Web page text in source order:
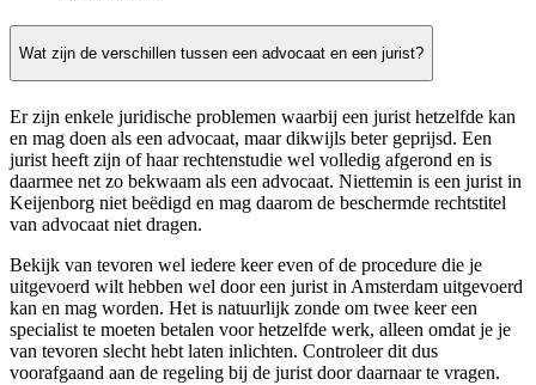
Wat zijn de verschillen tussen een advocaat en een jurist?
Er zijn enkele juridische problemen waarbij een jurist hetzelfde kan
en mag doen als een advocaat, maar dikwijls beter geprijsd. Een
jurist heeft zijn of haar rechtenstudie wel volledig afgerond en is
daarmee net zo bekwaam als een advocaat. Niettemin is een jurist in
Keijenborg niet beëdigd en mag daarom de beschermde rechtstitel
van advocaat niet dragen.
Bekijk van tevoren wel iedere keer even of de procedure die je
uitgevoerd wilt hebben wel door een jurist in Amsterdam uitgevoerd
kan en mag worden. Het is natuurlijk zonde om twee keer een
specialist te moeten betalen voor hetzelfde werk, alleen omdat je je
van tevoren slecht hebt laten inlichten. Controleer dit dus
voorafgaand aan de regeling bij de jurist door daarnaar te vragen.